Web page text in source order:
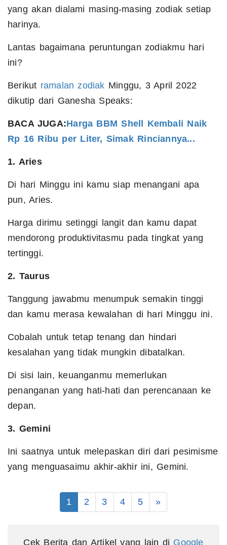
yang akan dialami masing-masing zodiak setiap
harinya.
Lantas bagaimana peruntungan zodiakmu hari
ini?
Berikut ramalan zodiak Minggu, 3 April 2022
dikutip dari Ganesha Speaks:
BACA JUGA:Harga BBM Shell Kembali Naik
Rp 16 Ribu per Liter, Simak Rinciannya...
1. Aries
Di hari Minggu ini kamu siap menangani apa
pun, Aries.
Harga dirimu setinggi langit dan kamu dapat
mendorong produktivitasmu pada tingkat yang
tertinggi.
2. Taurus
Tanggung jawabmu menumpuk semakin tinggi
dan kamu merasa kewalahan di hari Minggu ini.
Cobalah untuk tetap tenang dan hindari
kesalahan yang tidak mungkin dibatalkan.
Di sisi lain, keuanganmu memerlukan
penanganan yang hati-hati dan perencanaan ke
depan.
3. Gemini
Ini saatnya untuk melepaskan diri dari pesimisme
yang menguasaimu akhir-akhir ini, Gemini.
1 2 3 4 5 »
Cek Berita dan Artikel yang lain di Google